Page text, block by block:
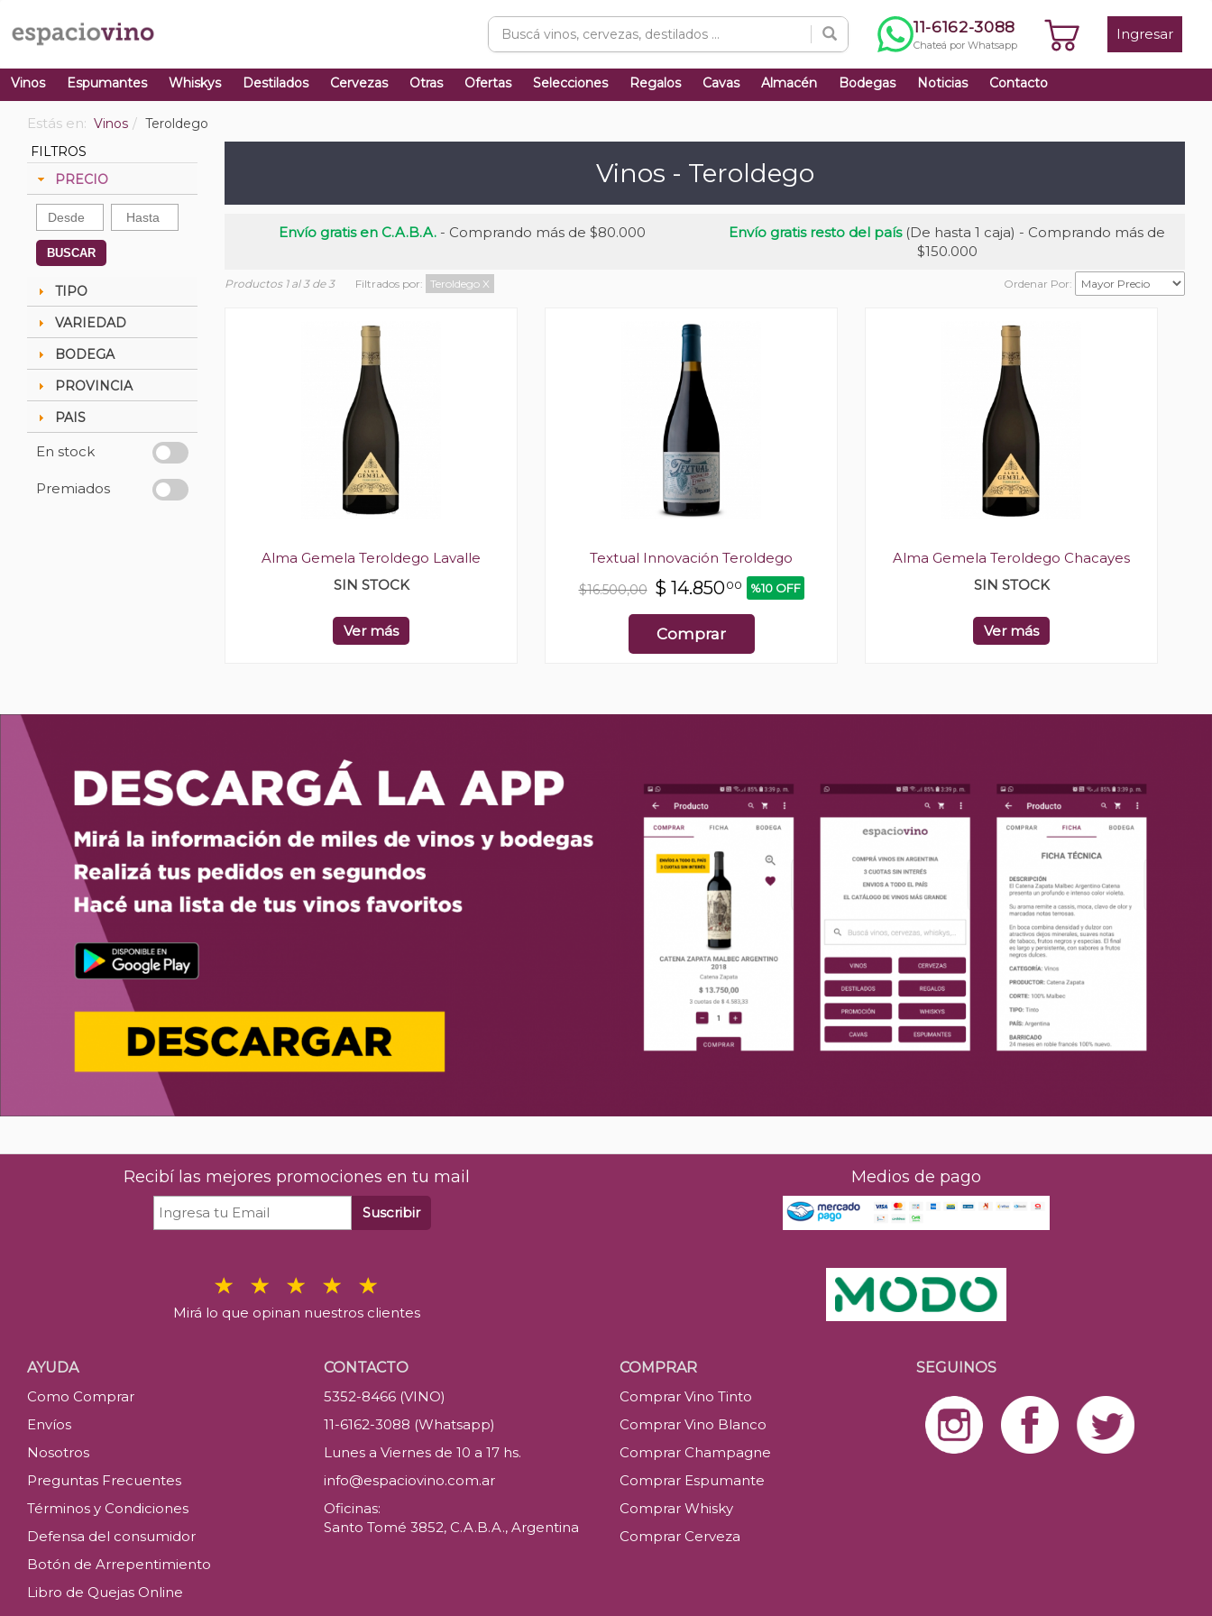
11-6162-3088
Chateá por Whatsapp
Ingresar
Vinos Espumantes Whiskys Destilados Cervezas Otras Ofertas Selecciones Regalos Cavas Almacén Bodegas Noticias Contacto
Estás en: Vinos
Teroldego
FILTROS
PRECIO
BUSCAR
TIPO
VARIEDAD
BODEGA
PROVINCIA
PAIS
En stock
Premiados
Vinos - Teroldego
Envío gratis en C.A.B.A. - Comprando más de $80.000 Envío gratis resto del país(De hasta 1 caja) - Comprando más de
$150.000
Productos 1 al 3 de 3 Filtrados por: Teroldego X Ordenar Por:
Alma Gemela Teroldego Lavalle
SIN STOCK
Ver más
Textual Innovación Teroldego
$16.500,00 $ 14.85000 %10 OFF
Comprar
Alma Gemela Teroldego Chacayes
SIN STOCK
Ver más
Recibí las mejores promociones en tu mail
Suscribir
Mirá lo que opinan nuestros clientes
Medios de pago
AYUDA
Como Comprar
Envíos
Nosotros
Preguntas Frecuentes
Términos y Condiciones
Defensa del consumidor
Botón de Arrepentimiento
Libro de Quejas Online
CONTACTO
5352-8466 (VINO)
11-6162-3088 (Whatsapp)
Lunes a Viernes de 10 a 17 hs.
info@espaciovino.com.ar
Oficinas:
Santo Tomé 3852, C.A.B.A., Argentina
COMPRAR
Comprar Vino Tinto
Comprar Vino Blanco
Comprar Champagne
Comprar Espumante
Comprar Whisky
Comprar Cerveza
SEGUINOS